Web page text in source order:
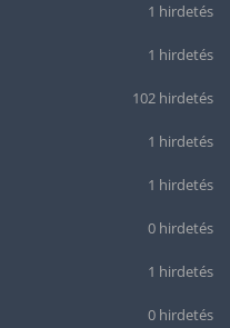
1 hirdetés
1 hirdetés
102 hirdetés
1 hirdetés
1 hirdetés
0 hirdetés
1 hirdetés
0 hirdetés